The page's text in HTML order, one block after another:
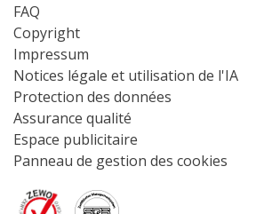
FAQ
Copyright
Impressum
Notices légale et utilisation de l'IA
Protection des données
Assurance qualité
Espace publicitaire
Panneau de gestion des cookies